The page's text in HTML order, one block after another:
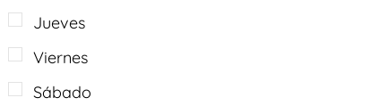
Jueves
Viernes
Sábado